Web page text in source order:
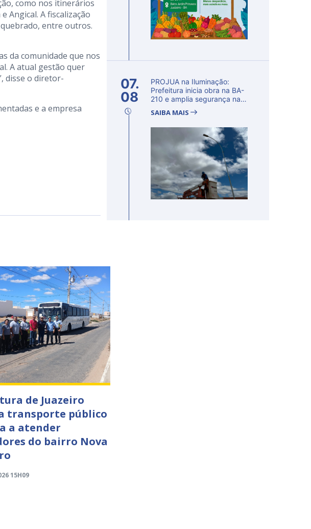
como nos itinerários
Angical. A fiscalização
entre outros.
da comunidade que nos
A atual gestão quer
disse o diretor-
e a empresa
de Juazeiro
transporte público
a atender
do bairro Nova
15H09
07.
08
PROJUA na Iluminação:
Prefeitura inicia obra na BA-
210 e amplia segurança na
SAIBA MAIS